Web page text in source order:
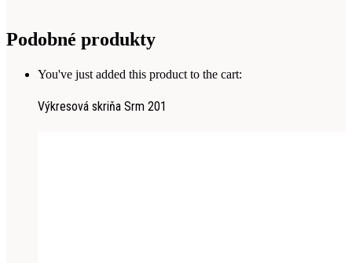
Podobné produkty
You've just added this product to the cart:
Výkresová skriňa Srm 201